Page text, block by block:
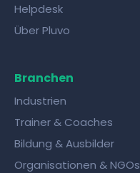
Helpdesk
Über Pluvo
Branchen
Industrien
Trainer & Coaches
Bildung & Ausbilder
Organisationen & NGOs